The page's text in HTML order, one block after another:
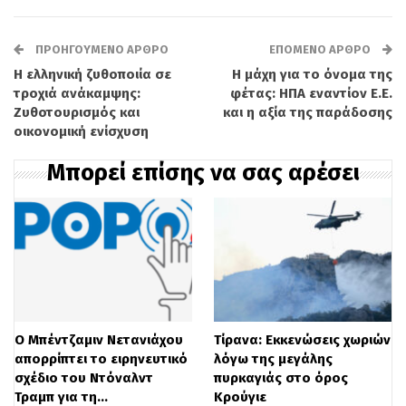
για συνομιλίες με τη νέα ουγγρική ηγεσία.
«Προς το παρόν, μπορούμε να
σημειώσουμε με ικανοποίηση, απ’ όσο
καταλαβαίνουμε, την προθυμία του
(Μαγιάρ) να δεσμευτεί σε έναν
πραγματιστικό διάλογο», δήλωσε ο
εκπρόσωπος του Κρεμλίνου, Ντμίτρι
Πεσκόφ, σε δημοσιογράφους. «Σε αυτήν
την περίπτωση, υπάρχει αμοιβαία
προθυμία από την πλευρά μας, και μετά
θα προχωρήσουμε αξιοποιώντας τα
ΠΡΟΗΓΟΎΜΕΝΟ ΆΡΘΡΟ
Η ελληνική ζυθοποιία σε
τροχιά ανάκαμψης:
Ζυθοτουρισμός και
οικονομική ενίσχυση
ΕΠΌΜΕΝΟ ΆΡΘΡΟ
Η μάχη για το όνομα της
φέτας: ΗΠΑ εναντίον Ε.Ε.
και η αξία της παράδοσης
Μπορεί επίσης να σας αρέσει
Ο Μπέντζαμιν Νετανιάχου
απορρίπτει το ειρηνευτικό
σχέδιο του Ντόναλντ
Τραμπ για τη…
Τίρανα: Εκκενώσεις χωριών
λόγω της μεγάλης
πυρκαγιάς στο όρος
Κρούγιε